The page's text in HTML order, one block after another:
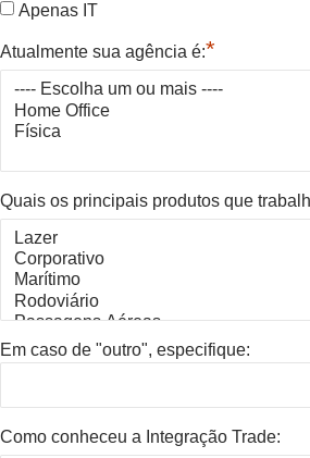
Apenas IT
Atualmente sua agência é:*
Quais os principais produtos que
Em caso de "outro", especifique:
Como conheceu a Integração Trade: